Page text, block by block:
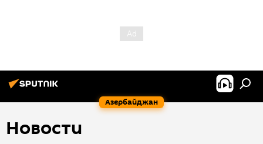
Азербайджан
Новости